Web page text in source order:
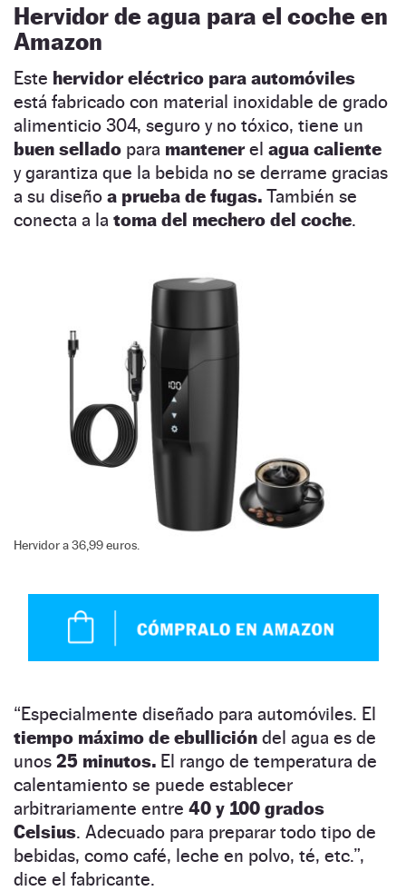
Hervidor de agua para el coche en
Amazon
Este hervidor eléctrico para automóviles
está fabricado con material inoxidable de grado
alimenticio 304, seguro y no tóxico, tiene un
buen sellado para mantenerel agua caliente
y garantiza que la bebida no se derrame gracias
a su diseño a prueba de fugas. También se
conecta a la toma del mechero del coche.
Hervidor a 36,99 euros.
“Especialmente diseñado para automóviles. El
tiempo máximo de ebullición del agua es de
unos 25 minutos. El rango de temperatura de
calentamiento se puede establecer
arbitrariamente entre 40 y 100 grados
Celsius. Adecuado para preparar todo tipo de
bebidas, como café, leche en polvo, té, etc.”,
dice el fabricante.